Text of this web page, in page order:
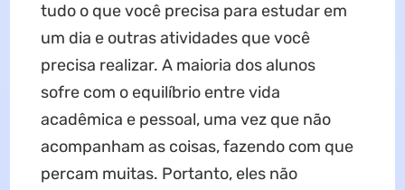
tudo o que você precisa para estudar em
um dia e outras atividades que você
precisa realizar. A maioria dos alunos
sofre com o equilíbrio entre vida
acadêmica e pessoal, uma vez que não
acompanham as coisas, fazendo com que
percam muitas. Portanto, eles não